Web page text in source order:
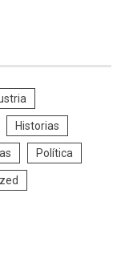
Historias
Política